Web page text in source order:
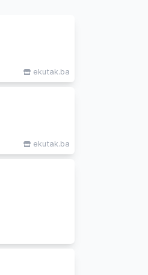
ekutak.ba
ekutak.ba